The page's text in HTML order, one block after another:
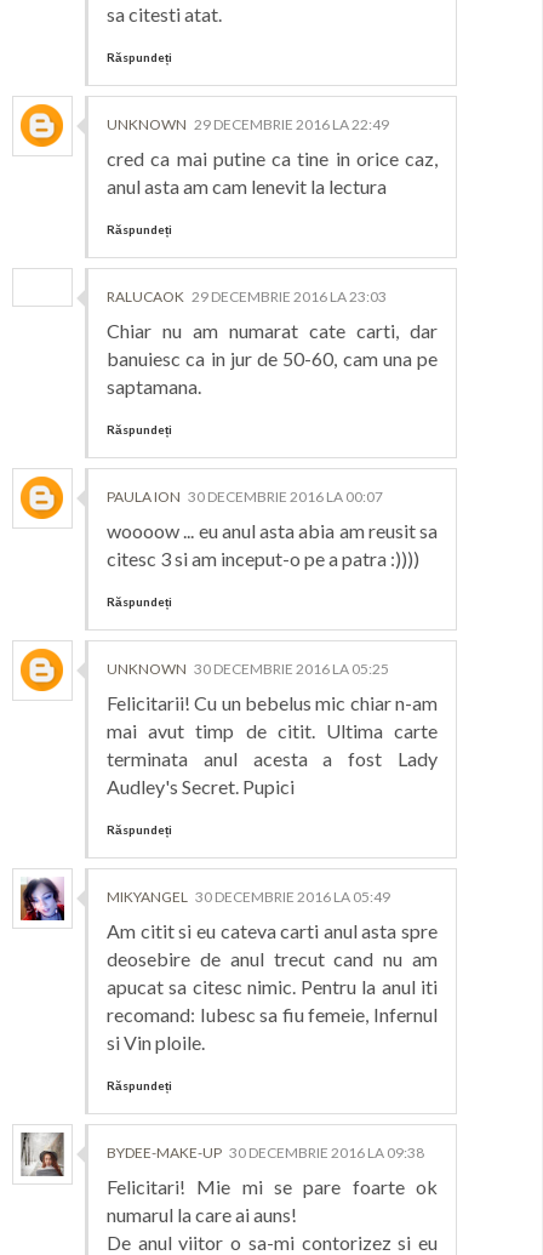
sa citesti atat.
Răspundeți
UNKNOWN 29 DECEMBRIE 2016 LA 22:49
cred ca mai putine ca tine in orice caz,
anul asta am cam lenevit la lectura
Răspundeți
RALUCAOK 29 DECEMBRIE 2016 LA 23:03
Chiar nu am numarat cate carti, dar
banuiesc ca in jur de 50-60, cam una pe
saptamana.
Răspundeți
PAULA ION 30 DECEMBRIE 2016 LA 00:07
woooow ... eu anul asta abia am reusit sa
citesc 3 si am inceput-o pe a patra :))))
Răspundeți
UNKNOWN 30 DECEMBRIE 2016 LA 05:25
Felicitarii! Cu un bebelus mic chiar n-am
mai avut timp de citit. Ultima carte
terminata anul acesta a fost Lady
Audley's Secret. Pupici
Răspundeți
MIKYANGEL 30 DECEMBRIE 2016 LA 05:49
Am citit si eu cateva carti anul asta spre
deosebire de anul trecut cand nu am
apucat sa citesc nimic. Pentru la anul iti
recomand: Iubesc sa fiu femeie, Infernul
si Vin ploile.
Răspundeți
BYDEE-MAKE-UP 30 DECEMBRIE 2016 LA 09:38
Felicitari! Mie mi se pare foarte ok
numarul la care ai auns!
De anul viitor o sa-mi contorizez si eu